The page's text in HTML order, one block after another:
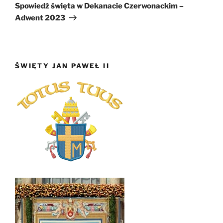
wpis
Spowiedź święta w Dekanacie Czerwonackim –
Adwent 2023
ŚWIĘTY JAN PAWEŁ II